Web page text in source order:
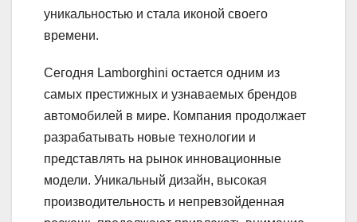
уникальностью и стала иконой своего
времени.
Сегодня Lamborghini остается одним из
самых престижных и узнаваемых брендов
автомобилей в мире. Компания продолжает
разрабатывать новые технологии и
представлять на рынок инновационные
модели. Уникальный дизайн, высокая
производительность и непревзойденная